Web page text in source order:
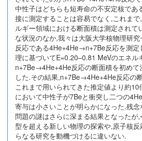
中性子はどちらも短寿命の不安定核であ
接に測定することは容易でなく,これま
ルギー領域における断面積は測定されて
な状況のなか,我々は大阪大学核物理研
反応である4He+4He→n+7Be反応を測定
理に基づいてE=0.20–0.81 MeVのエネル
n+7Be→4He+4He反応の断面積を初めて
した.その結果,n+7Be→4He+4He反応の
これまで用いられてきた推定値より約10
において中性子が7Beと衝突し二つの
寄与は小さいことが明らかになった.残
問題の謎はさらに深まる結果となったが
型を超える新しい物理の探索や,原子核
らなる研究を動機づけるに違いない.